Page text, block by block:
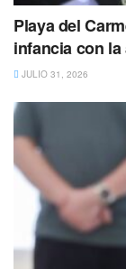
Tras la
policiacos, el
habría realizado
empleados
habrían sido
Playa del
infancia con
JULIO 31, 2026